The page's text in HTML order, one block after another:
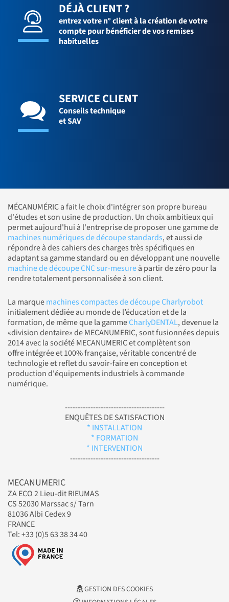
DÉJÀ CLIENT ?
entrez votre n° client à la création de votre
compte pour bénéficier de vos remises
habituelles
SERVICE CLIENT
Conseils technique
et SAV
MÉCANUMÉRIC a fait le choix d'intégrer son propre bureau
d'études et son usine de production. Un choix ambitieux qui
permet aujourd'hui à l'entreprise de proposer une gamme de
machines numériques de découpe standards, et aussi de
répondre à des cahiers des charges très spécifiques en
adaptant sa gamme standard ou en développant une nouvelle
machine de découpe CNC sur-mesureà partir de zéro pour la
rendre totalement personnalisée à son client.
La marquemachines compactes de découpe Charlyrobot
initialement dédiée au monde de l’éducation et de la
formation, de même que la gammeCharlyDENTAL, devenue la
«division dentaire» de MECANUMERIC, sont fusionnées depuis
2014 avec la société MECANUMERIC et complètent son
offre intégrée et 100% française, véritable concentré de
technologie et reflet du savoir-faire en conception et
production d'équipements industriels à commande
numérique.
---------------------------------------
ENQUÊTES DE SATISFACTION
* INSTALLATION
* FORMATION
* INTERVENTION
-----------------------------------
MECANUMERIC
ZA ECO 2 Lieu-dit RIEUMAS
CS 52030 Marssac s/ Tarn
81036 Albi Cedex 9
FRANCE
Tel: +33 (0)5 63 38 34 40
GESTION DES COOKIES